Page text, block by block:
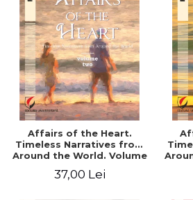
Affairs of the Heart.
Timeless Narratives from
Around the World. Volume
37,00 Lei